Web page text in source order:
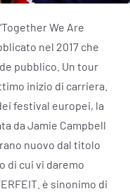
We Are
nel 2017 che
pubblico. Un tour
inizio di carriera.
festival europei, la
da Jamie Campbell
nuovo dal titolo
di cui vi daremo
è sinonimo di